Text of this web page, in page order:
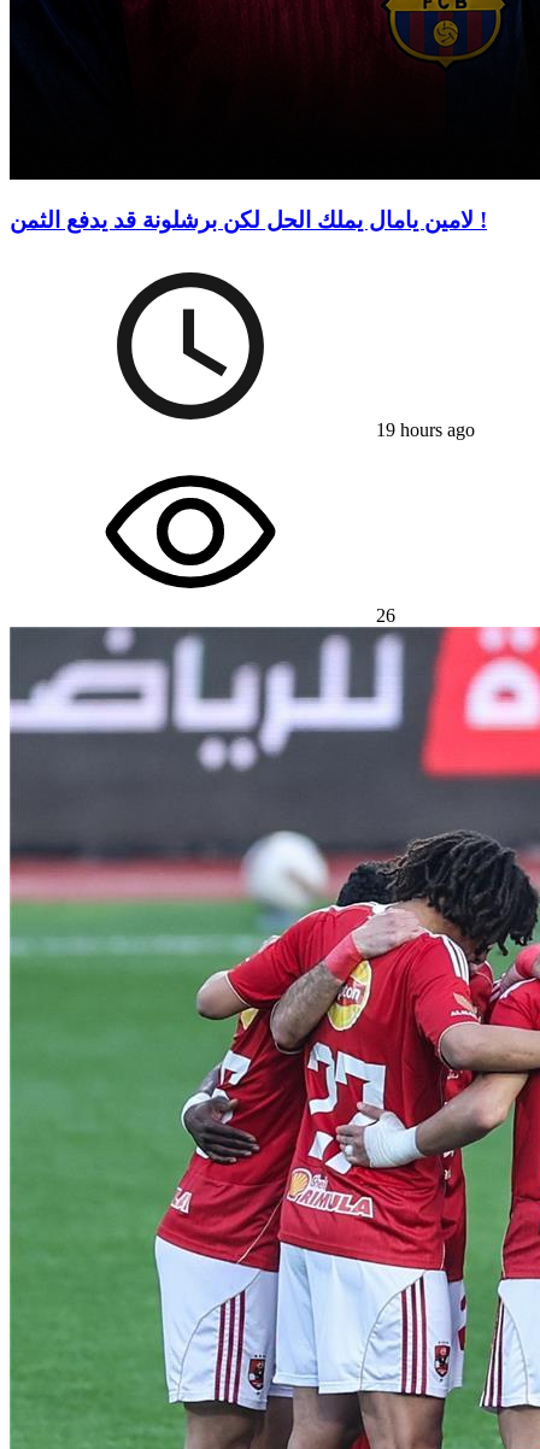
لامين يامال يملك الحل لكن برشلونة قد يدفع الثمن !
19 hours ago
26